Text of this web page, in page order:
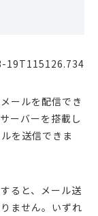
ールを配信でき
ーバーを搭載し
を送信できま
ると、メール送
ません。いずれ